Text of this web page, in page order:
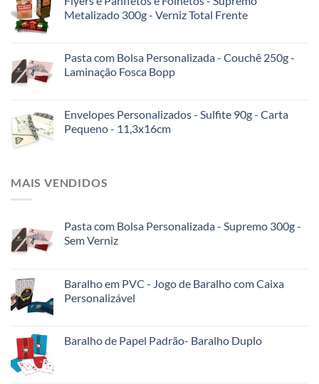
Metalizado 300g - Verniz Total Frente
Pasta com Bolsa Personalizada - Couchê 250g -
Laminação Fosca Bopp
Envelopes Personalizados - Sulfite 90g - Carta
Pequeno - 11,3x16cm
MAIS VENDIDOS
Pasta com Bolsa Personalizada - Supremo 300g -
Sem Verniz
Baralho em PVC - Jogo de Baralho com Caixa
Personalizável
Baralho de Papel Padrão- Baralho Duplo